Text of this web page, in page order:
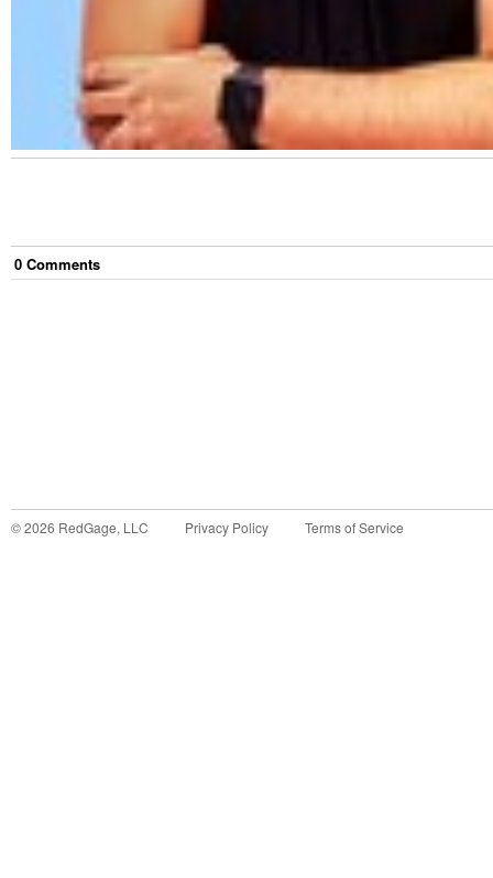
0 Comments
©2026 RedGage, LLC Privacy Policy Terms of Service